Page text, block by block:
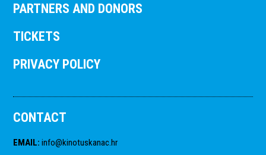
PARTNERS AND DONORS
TICKETS
PRIVACY POLICY
CONTACT
EMAIL: info@kinotuskanac.hr